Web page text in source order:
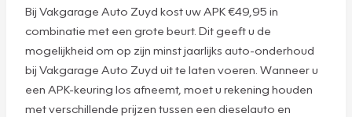
Bij Vakgarage Auto Zuyd kost uw APK €49,95 in
combinatie met een grote beurt. Dit geeft u de
mogelijkheid om op zijn minst jaarlijks auto-onderhoud
bij Vakgarage Auto Zuyd uit te laten voeren. Wanneer u
een APK-keuring los afneemt, moet u rekening houden
met verschillende prijzen tussen een dieselauto en